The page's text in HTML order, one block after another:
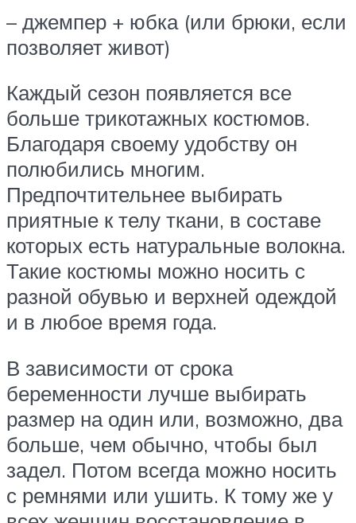
– джемпер + юбка (или брюки, если
позволяет живот)
Каждый сезон появляется все
больше трикотажных костюмов.
Благодаря своему удобству он
полюбились многим.
Предпочтительнее выбирать
приятные к телу ткани, в составе
которых есть натуральные волокна.
Такие костюмы можно носить с
разной обувью и верхней одеждой
и в любое время года.
В зависимости от срока
беременности лучше выбирать
размер на один или, возможно, два
больше, чем обычно, чтобы был
задел. Потом всегда можно носить
с ремнями или ушить. К тому же у